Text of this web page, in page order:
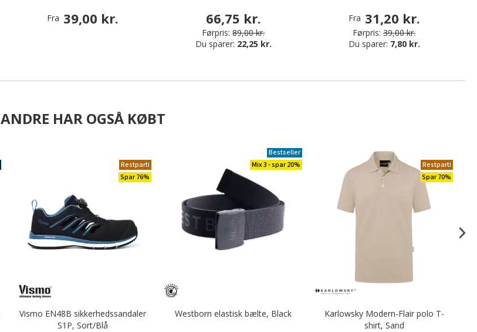
Fra 39,00 kr. 66,75 kr.
Førpris: 89,00 kr.
Du sparer: 22,25 kr.
Fra 31,20 kr.
Førpris: 39,00 kr.
Du sparer: 7,80 kr.
ANDRE HAR OGSÅ KØBT
Restparti
Spar 76%
Vismo EN48B sikkerhedssandaler
S1P, Sort/Blå
Bestseller
Mix 3 - spar 20%
Westborn elastisk bælte, Black
Restparti
Spar 70%
Karlowsky Modern-Flair polo T-
shirt, Sand